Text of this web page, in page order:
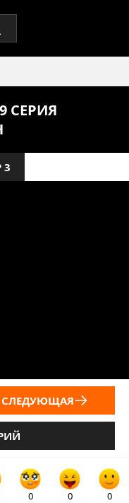
СЕРИЯ
3
СЛЕДУЮЩАЯ
0 0 0